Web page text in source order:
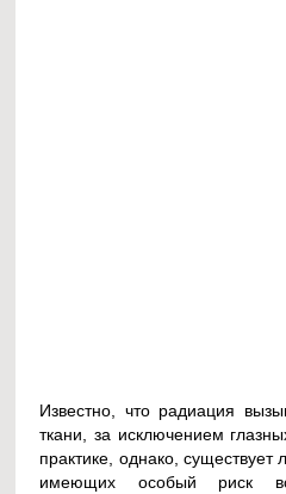
Известно, что радиация
ткани, за исключением
практике, однако,
имеющих особый риск